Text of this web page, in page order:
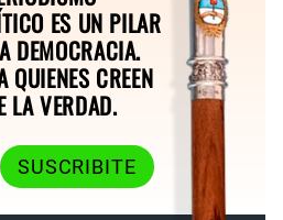
ES UN PILAR
DEMOCRACIA.
QUIENES CREEN
LA VERDAD.
SUSCRIBITE